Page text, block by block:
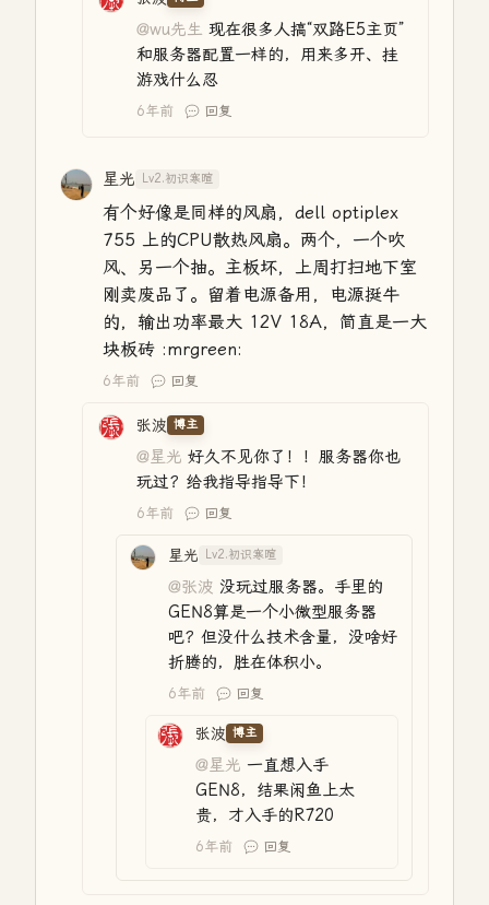
@wu先生 现在很多人搞“双路E5主页”
和服务器配置一样的，用来多开、挂
游戏什么忍
6年前 回复
星光 Lv2.初识寒暄
有个好像是同样的风扇，dell optiplex
755 上的CPU散热风扇。两个，一个吹
风、另一个抽。主板坏，上周打扫地下室
刚卖废品了。留着电源备用，电源挺牛
的，输出功率最大 12V 18A，简直是一大
块板砖 :mrgreen:
6年前 回复
张波 博主
@星光 好久不见你了！！服务器你也
玩过？给我指导指导下！
6年前 回复
星光 Lv2.初识寒暄
@张波 没玩过服务器。手里的
GEN8算是一个小微型服务器
吧？但没什么技术含量，没啥好
折腾的，胜在体积小。
6年前 回复
张波 博主
@星光 一直想入手
GEN8，结果闲鱼上太
贵，才入手的R720
6年前 回复